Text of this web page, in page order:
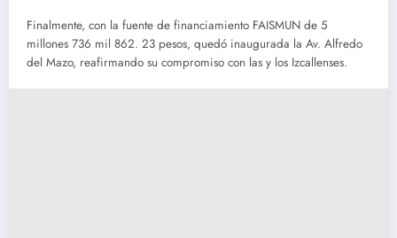
Finalmente, con la fuente de financiamiento FAISMUN de 5
millones 736 mil 862. 23 pesos, quedó inaugurada la Av. Alfredo
del Mazo, reafirmando su compromiso con las y los Izcallenses.